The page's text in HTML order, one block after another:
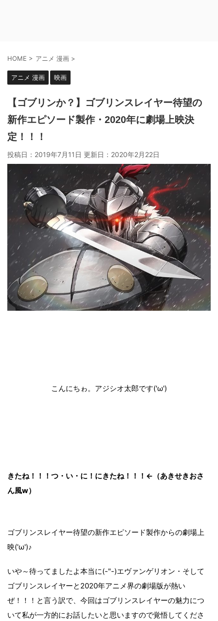
HOME > アニメ 漫画 >
アニメ 漫画 映画
【ゴブリンか？】ゴブリンスレイヤー待望の
新作エピソード製作・2020年に劇場上映決
定！！！
投稿日：2019年7月11日 更新日： 2020年2月22日
こんにちゎ。アジシオ太郎です('ω')
きたね！！！つ・い・に！にきたね！！！←（あきせきおさ
ん風w）
ゴブリンスレイヤー待望の新作エピソード製作からの劇場上
映('ω')♪
いや～待ってましたよ本当に(-"-)エヴァンゲリオン・そして
ゴブリンスレイヤーと2020年アニメ界の劇場版が熱い
ぜ！！！と言う訳で、今回はゴブリンスレイヤーの魅力につ
いて私が一方的にお話したいと思いますので覚悟してくださ